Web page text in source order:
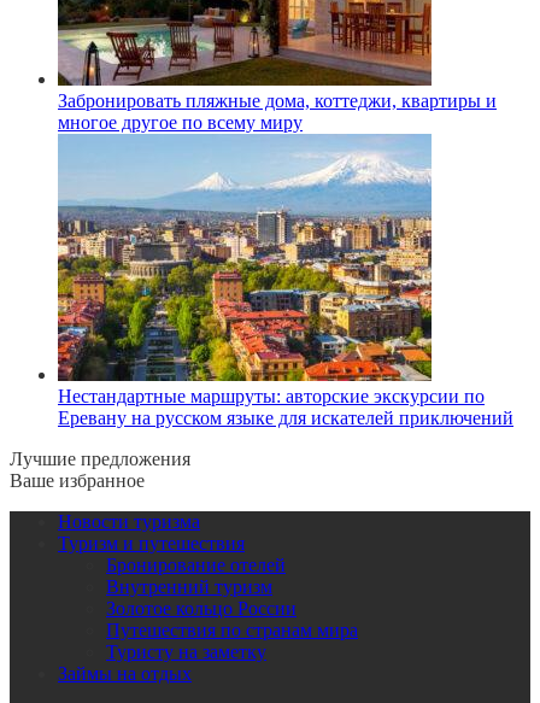
Забронировать пляжные дома, коттеджи, квартиры и
многое другое по всему миру
Нестандартные маршруты: авторские экскурсии по
Еревану на русском языке для искателей приключений
Лучшие предложения
Ваше избранное
Новости туризма
Туризм и путешествия
Бронирование отелей
Внутренний туризм
Золотое кольцо России
Путешествия по странам мира
Туристу на заметку
Займы на отдых